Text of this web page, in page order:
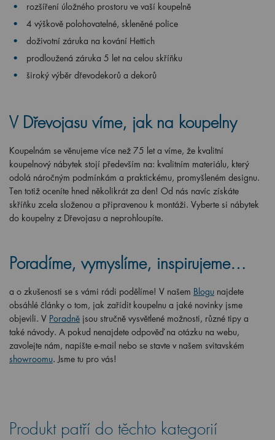
rozšíření úložného prostoru ve vaší koupelně
4 výškově polohovatelné, skleněné police
doživotní záruka na kování Hettich
prodloužená záruka 5 let na celou skříňku
široký výběr dřevodekorů a dekorů
V Dřevojasu víme, jak na koupelny
Koupelnám se věnujeme více než 75 let a víme, že kvalitní
koupelnový nábytek stojí především na: kvalitním materiálu, který
odolá náročným podmínkám a praktickému, promyšleném designu.
Ten totiž oceníte hned několikrát za den! Od nás navíc získáte
skříňku zcela složenou a připravenou k montáži. Vyberte si nábytek
do koupelny z Dřevojasu a neprohloupíte.
Poradíme, vymyslíme, inspirujeme…
a o zkušenosti se s vámi rádi podělíme! V našem Blogu najdete
obsáhlé články o tom, jak zařídit koupelnu a jaké novinky jsme
objevili. V Poradně jsou stručně vysvětlené možnosti, různé tipy a
také návody. A pokud nenajdete odpověď na otázku na webu,
zavolejte nám, napište e-mail nebo se stavte v našem svitavském
showroomu. Jsme tu pro vás!
Produkt patří do těchto kategorií